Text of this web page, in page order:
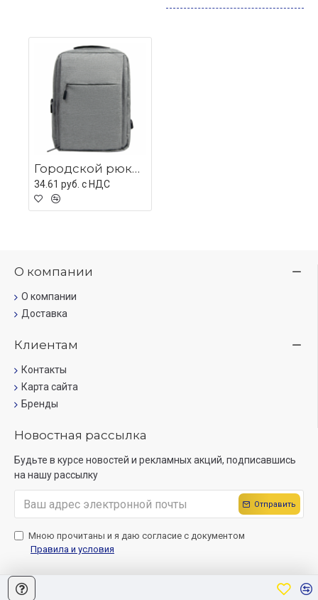
Городской рюкзак Rainfall с отделением для ноутбука, серый
34.61 руб. c НДС
О компании
О компании
Доставка
Клиентам
Контакты
Карта сайта
Бренды
Новостная рассылка
Будьте в курсе новостей и рекламных акций, подписавшись
на нашу рассылку
Отправить
Мною прочитаны и я даю согласие с документом
Правила и условия